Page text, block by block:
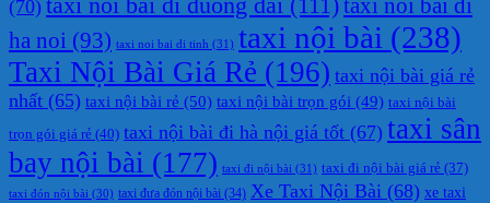
(70)
taxi noi bai di
ha noi (93) taxi noi bai di tinh (31) taxi nội bài (238)
Taxi Nội Bài Giá Rẻ (196) taxi nội bài giá rẻ
nhất (65) taxi nội bài rẻ (50) taxi nội bài trọn gói (49) taxi nội bài
trọn gói giá rẻ (40) taxi nội bài đi hà nội giá tốt (67) taxi sân
bay nội bài (177) taxi đi nội bài (31) taxi đi nội bài giá rẻ (37)
taxi đón nội bài (30) taxi đưa đón nội bài (34) Xe Taxi Nội Bài (68) xe taxi